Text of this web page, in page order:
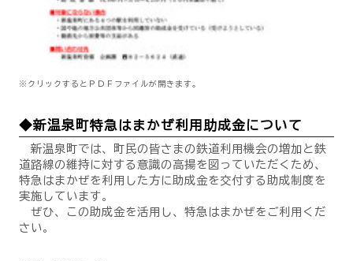
※クリックするとＰＤＦファイルが開きます。
◆新温泉町特急はまかぜ利用助成金について
新温泉町では、町民の皆さまの鉄道利用機会の増加と鉄
道路線の維持に対する意識の高揚を図っていただくため、
特急はまかぜを利用した方に助成金を交付する助成制度を
実施しています。
ぜひ、この助成金を活用し、特急はまかぜをご利用くだ
さい。